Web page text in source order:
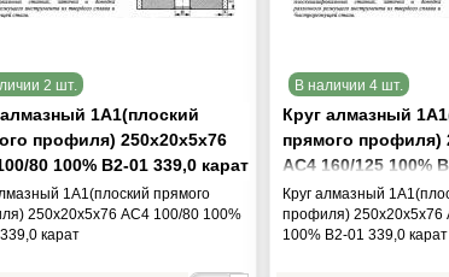
2 шт.
1А1(плоский
профиля) 250х20х5х76
80 100% В2-01 339,0 карат
1А1(плоский прямого
250х20х5х76 АС4 100/80 100%
карат
В наличии 4 шт.
Круг алмазный
прямого профиля)
АС4 160/125 100%
карат
Круг алмазный
профиля) 250х20х5х76
100% В2-01 339,0 карат